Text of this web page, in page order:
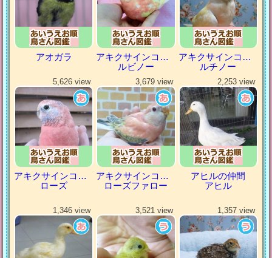
アオガラ
アキクサインコ（秋草インコ）
ルビノー
アキクサインコ（秋草インコ）
ルチノー
5,626 view
アキクサインコ（秋草インコ）
ローズ
3,679 view
アキクサインコ（秋草インコ）
ローズファロー
2,253 view
アヒルの仲間
アヒル
1,346 view 3,521 view 1,357 view